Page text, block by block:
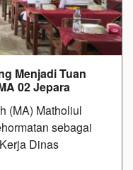
Menjadi Tuan
02 Jepara
(MA) Matholiul
sebagai
Dinas